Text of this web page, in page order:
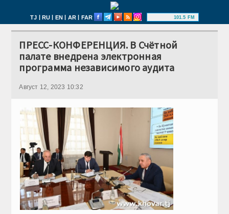
TJ | RU | EN | AR | FAR 101.5 FM
ПРЕСС-КОНФЕРЕНЦИЯ. В Счётной
палате внедрена электронная
программа независимого аудита
Август 12, 2023 10:32